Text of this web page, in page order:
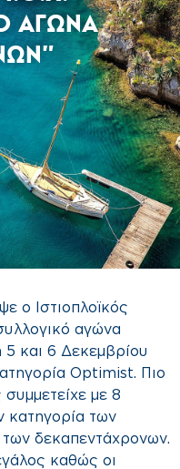
ΑΓΩΝΑ
ο Ιστιοπλοϊκός
αγώνα
5 και 6 Δεκεμβρίου
Optimist. Πιο
με 8
κατηγορία των
δεκαπεντάχρονων.
καθώς οι